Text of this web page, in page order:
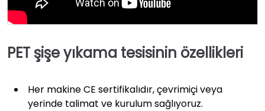
PET şişe yıkama tesisinin özellikleri
Her makine CE sertifikalıdır, çevrimiçi veya
yerinde talimat ve kurulum sağlıyoruz.